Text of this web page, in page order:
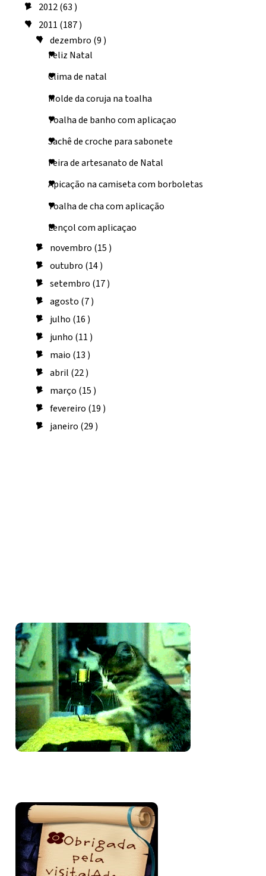
► 2012(63 )
▼ 2011 (187 )
▼dezembro (9 )
Feliz Natal
Clima de natal
Molde da coruja na toalha
Toalha de banho com aplicaçao
Sachê de croche para sabonete
Feira de artesanato de Natal
Apicação na camiseta com borboletas
Toalha de cha com aplicação
Lençol com aplicaçao
► novembro (15 )
►outubro (14 )
►setembro (17 )
►agosto (7 )
► julho (16 )
► junho (11 )
► maio (13 )
►abril (22 )
► março (15 )
►fevereiro (19 )
► janeiro (29 )